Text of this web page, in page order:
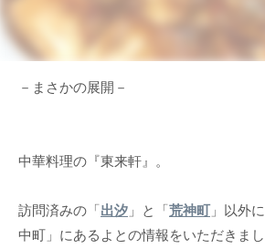
－まさかの展開－
中華料理の『東来軒』。
訪問済みの「出汐 」と「荒神町」以外
中町」にあるよとの情報をいただきまし